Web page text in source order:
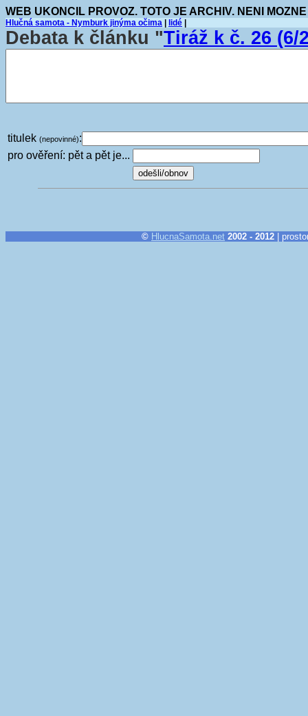
WEB UKONCIL PROVOZ. TOTO JE ARCHIV. NENI
Hlučná samota - Nymburk jinýma očima lidé
Debata k článku "Tiráž k č. 26 (6/
titulek (nepovinné):
pro ověření: pět a pět je...
© HlucnaSamota.net 2002 - 2012 |